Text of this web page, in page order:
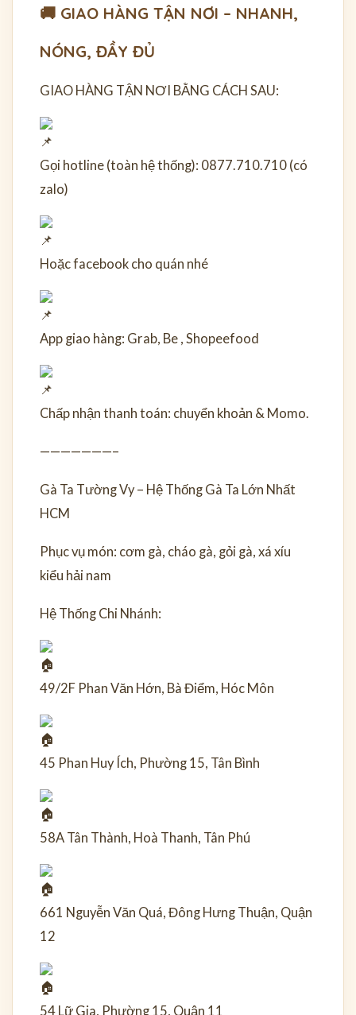
🚚 GIAO HÀNG TẬN NƠI – NHANH,
NÓNG, ĐẦY ĐỦ
GIAO HÀNG TẬN NƠI BẰNG CÁCH SAU:
Gọi hotline (toàn hệ thống): 0877.710.710 (có
zalo)
Hoặc facebook cho quán nhé
App giao hàng: Grab, Be , Shopeefood
Chấp nhận thanh toán: chuyển khoản & Momo.
———————–
Gà Ta Tường Vy – Hệ Thống Gà Ta Lớn Nhất
HCM
Phục vụ món: cơm gà, cháo gà, gỏi gà, xá xíu
kiểu hải nam
Hệ Thống Chi Nhánh:
49/2F Phan Văn Hớn, Bà Điểm, Hóc Môn
45 Phan Huy Ích, Phường 15, Tân Bình
58A Tân Thành, Hoà Thanh, Tân Phú
661 Nguyễn Văn Quá, Đông Hưng Thuận, Quận
12
54 Lữ Gia, Phường 15, Quận 11